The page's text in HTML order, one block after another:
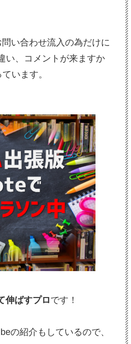
い合わせ流入の為だけに
い、コメントが来ますか
います。
伸ばすプロです！
の紹介もしているので、